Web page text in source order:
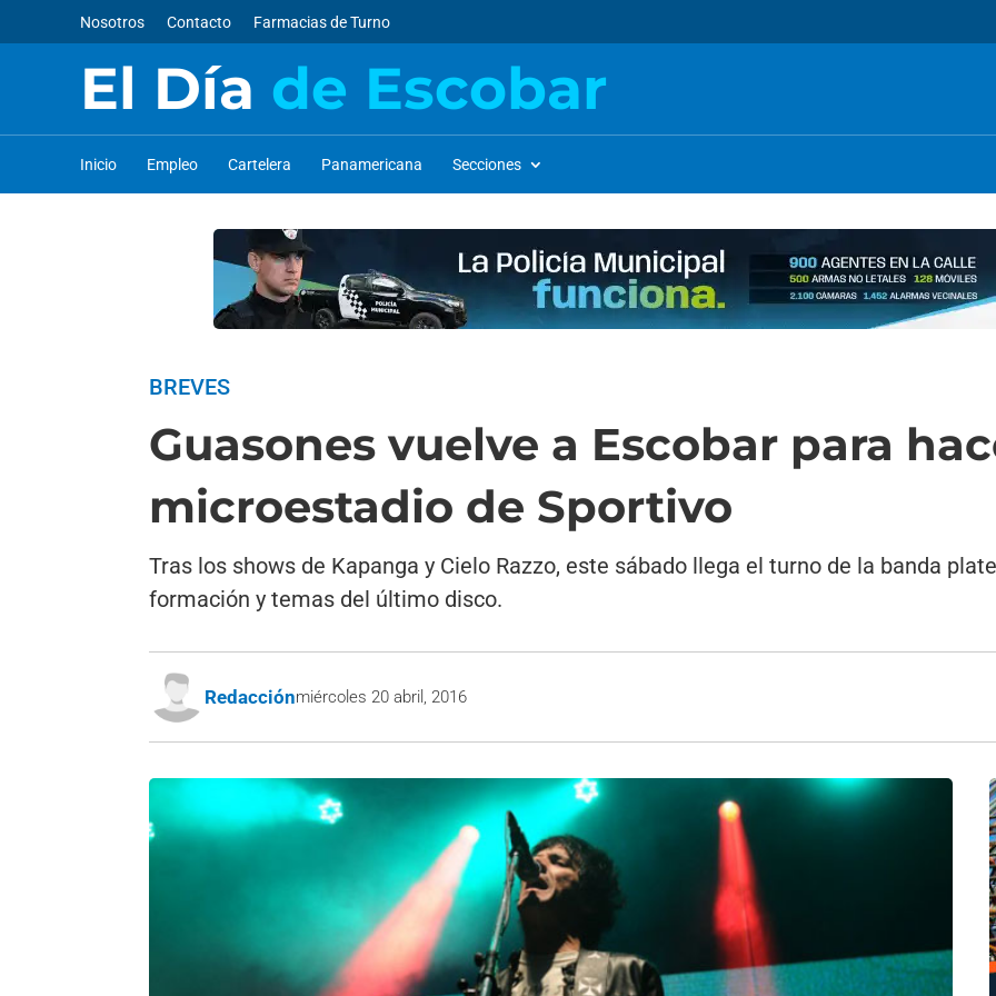
Nosotros Contacto Farmacias de Turno
El Día de Escobar
Inicio Empleo Cartelera Panamericana Secciones
BREVES
Guasones vuelve a Escobar para
microestadio de Sportivo
Tras los shows de Kapanga y Cielo Razzo, este sábado llega el turno de la banda
formación y temas del último disco.
Redacciónmiércoles 20 abril, 2016